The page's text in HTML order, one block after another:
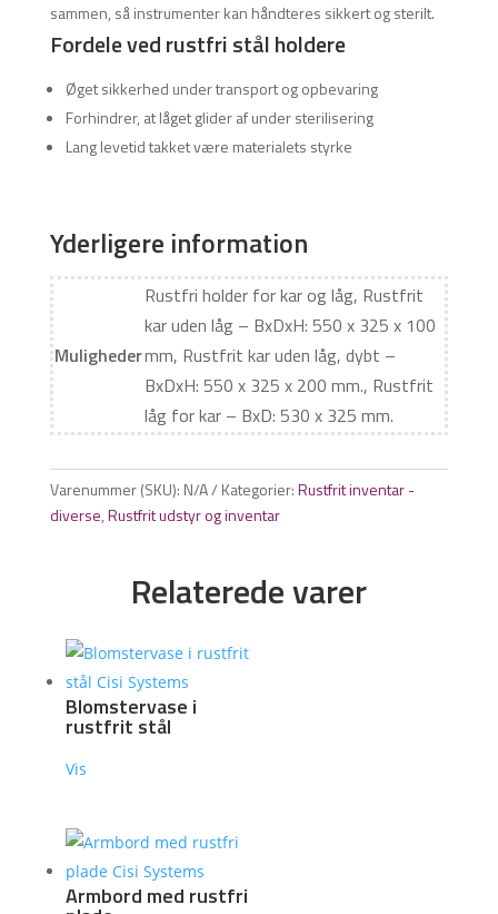
sammen, så instrumenter kan håndteres sikkert og sterilt.
Fordele ved rustfri stål holdere
Øget sikkerhed under transport og opbevaring
Forhindrer, at låget glider af under sterilisering
Lang levetid takket være materialets styrke
Yderligere information
Muligheder
Rustfri holder for kar og låg, Rustfrit
kar uden låg – BxDxH: 550 x 325 x 100
mm, Rustfrit kar uden låg, dybt –
BxDxH: 550 x 325 x 200 mm., Rustfrit
låg for kar – BxD: 530 x 325 mm.
Varenummer (SKU): N/A Kategorier:Rustfrit inventar -
diverse,Rustfrit udstyr og inventar
Relaterede varer
Blomstervase i
rustfrit stål
Vis
Armbord med rustfri